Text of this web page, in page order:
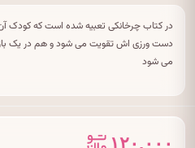
در کتاب چرخانکی تعبیه شده است که کودک
دست ورزی اش تقویت می شود و هم در یک
می شود
۱۲۰,۰۰۰